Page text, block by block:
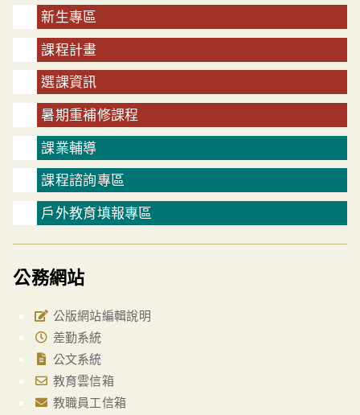
新生專區
課程計畫
選課資訊
暑期重補修課程
課業輔導
課程諮詢專區
戶外教育填報專區
公務網站
公版網站編輯說明
差勤系統
公文系統
教育雲信箱
教職員工信箱